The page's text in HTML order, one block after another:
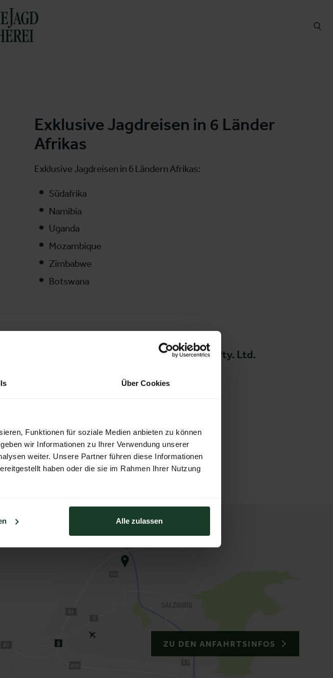
Über Cookies
Funktionen für soziale Medien anbieten zu können
wir Informationen zu Ihrer Verwendung unserer
weiter. Unsere Partner führen diese Informationen
haben oder die sie im Rahmen Ihrer Nutzung
Alle zulassen
Exklusive Jagdreisen in 6 Länder
Afrikas
Exklusive Jagdreisen in 6 Ländern Afrikas:
Südafrika
Namibia
Uganda
Mozambique
Zimbabwe
Botswana
Muller Hunting & Safari SA Pty. Ltd.
ZU DEN ANFAHRTSINFOS